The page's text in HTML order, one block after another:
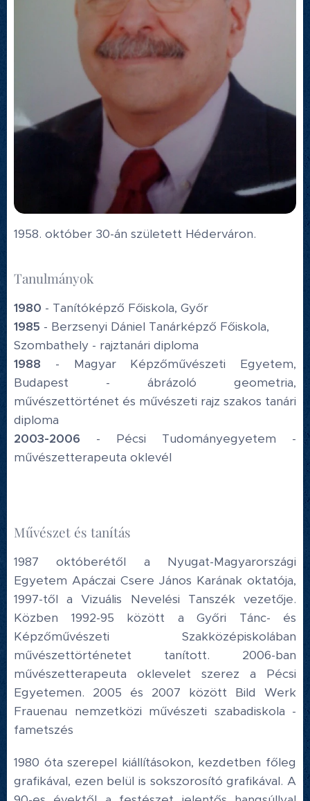
1958. október 30-án született Héderváron.
Tanulmányok
1980 - Tanítóképző Főiskola, Győr
1985 - Berzsenyi Dániel Tanárképző Főiskola,
Szombathely - rajztanári diploma
1988 - Magyar Képzőművészeti Egyetem,
Budapest - ábrázoló geometria,
művészettörténet és művészeti rajz szakos tanári
diploma
2003-2006 - Pécsi Tudományegyetem -
művészetterapeuta oklevél
Művészet és tanítás
1987 októberétől a Nyugat-Magyarországi
Egyetem Apáczai Csere János Karának oktatója,
1997-től a Vizuális Nevelési Tanszék vezetője.
Közben 1992-95 között a Győri Tánc- és
Képzőművészeti Szakközépiskolában
művészettörténetet tanított. 2006-ban
művészetterapeuta oklevelet szerez a Pécsi
Egyetemen. 2005 és 2007 között Bild Werk
Frauenau nemzetközi művészeti szabadiskola -
fametszés
1980 óta szerepel kiállításokon, kezdetben főleg
grafikával, ezen belül is sokszorosító grafikával. A